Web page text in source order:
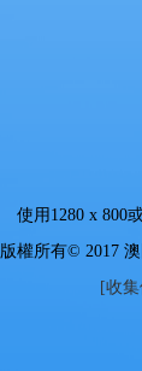
使用 1280 x 800
版權所有© 2017
[收